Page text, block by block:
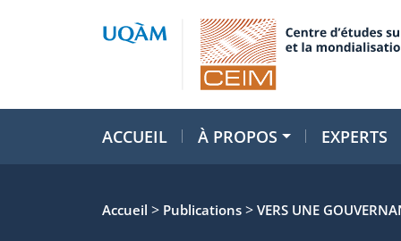
ACCUEIL À PROPOS EXPERTS
Accueil > Publications > VERS UNE